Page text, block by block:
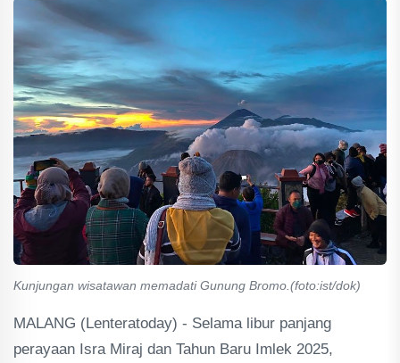
Kunjungan wisatawan memadati Gunung Bromo.(foto:ist/dok)
MALANG (Lenteratoday) - Selama libur panjang
perayaan Isra Miraj dan Tahun Baru Imlek 2025,